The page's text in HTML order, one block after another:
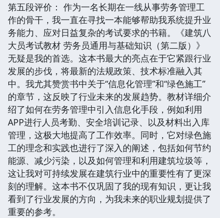
第五段评价： 作为一名长期在一线从事劳务管理工
作的骨干，我一直在寻找一本能够帮助我系统提升业
务能力、应对日益复杂的考试要求的书籍。《建筑八
大员考试教材 劳务员通用与基础知识（第二版）》
无疑是我的首选。这本书最大的亮点在于它紧跟行业
发展的步伐，将最新的法规政策、技术标准融入其
中。我尤其赞赏书中关于“信息化管理”和“绿色施工”
的章节，这反映了行业未来的发展趋势。教材详细介
绍了如何在劳务管理中引入信息化手段，例如利用
APP进行人员考勤、安全培训记录、以及材料出入库
管理，这极大地提高了工作效率。同时，它对绿色施
工的理念和实践也进行了深入的阐述，包括如何节约
能源、减少污染，以及如何管理和利用建筑垃圾等，
这让我对可持续发展在建筑行业中的重要性有了更深
刻的理解。这本书不仅巩固了我的现有知识，更让我
看到了行业发展的方向，为我未来的职业规划提供了
重要的参考。